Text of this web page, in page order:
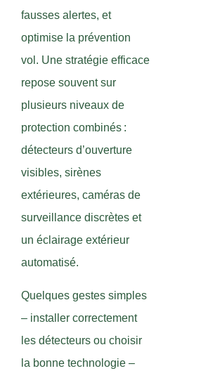
fausses alertes, et
optimise la prévention
vol. Une stratégie efficace
repose souvent sur
plusieurs niveaux de
protection combinés :
détecteurs d’ouverture
visibles, sirènes
extérieures, caméras de
surveillance discrètes et
un éclairage extérieur
automatisé.
Quelques gestes simples
– installer correctement
les détecteurs ou choisir
la bonne technologie –